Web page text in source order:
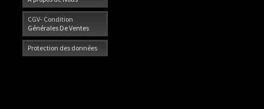
CGV- Condition
Générales De Ventes
Protection des données